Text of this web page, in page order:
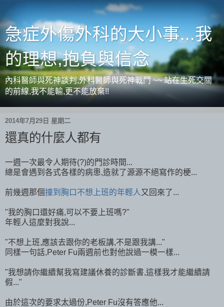
急症外傷外科的大小事...我
的理想,抱負與信念
內科醫師與死神談判,外科醫師與死神戰鬥 ~~ 站在生死交關
的前線,我不能輸,更不能放棄!!
2014年7月29日 星期二
還真的什麼人都有
一週一次最令人期待(?)的門診時間...
總是會遇到各式各樣的病患,造就了源源不絕寫作的梗...
前幾週那個撞到胸口不想上班的年輕人 又回來了...
"我的胸口還好痛,可以不要上班嗎?"
年輕人這麼對我說...
"不想上班,應該去跟你的老板講,不是跟我講..."
同樣一句話,Peter Fu兩週前也對他說過一模一樣...
"我想請你繼續幫我寫建議休養的診斷書,這樣我才能繼續請
假..."
由於這次的要求太過份,Peter Fu沒有答應他...